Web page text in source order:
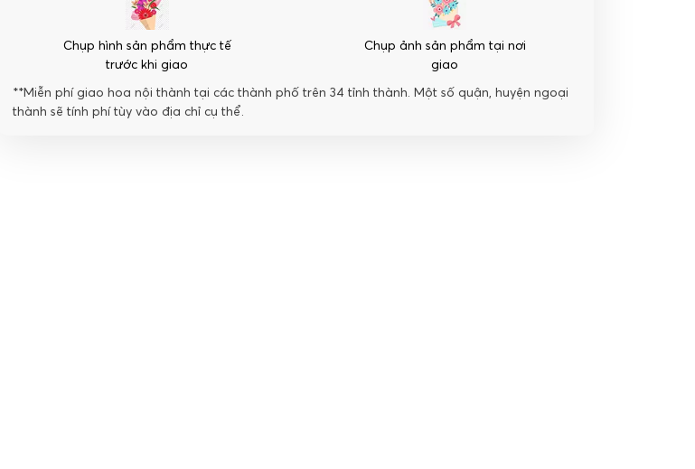
Chụp hình sản phẩm thực tế
trước khi giao
Chụp ảnh sản phẩm tại nơi
giao
**Miễn phí giao hoa nội thành tại các thành phố trên 34 tỉnh thành. Một số quận, huyện ngoại
thành sẽ tính phí tùy vào địa chỉ cụ thể.